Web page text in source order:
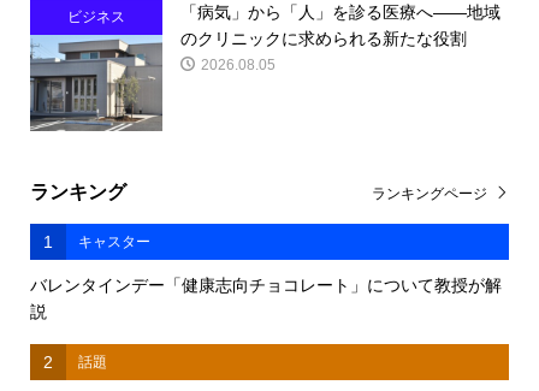
ビジネス
「病気」から「人」を診る医療へ――地域
のクリニックに求められる新たな役割
2026.08.05
ランキング
1 キャスター
バレンタインデー「健康志向チョコレート」について教授が解
説
2 話題
ランキングページ